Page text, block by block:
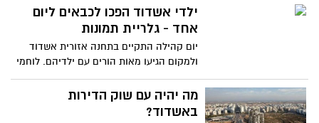
ילדי אשדוד הפכו לכבאים ליום
אחד - גלריית תמונות
יום קהילה התקיים בתחנה אזורית אשדוד
ולמקום הגיעו מאות הורים עם ילדיהם. לוחמי
האש נתנו לילדים להרגיש כבאים ליום אחד,
הדגימו כיבוי שריפה, הדגימו גלישה מהגג ע"י
חבלים, הפעילו את מנוף הגבהים, פתחו את
מה יהיה עם שוק הדירות
באשדוד?